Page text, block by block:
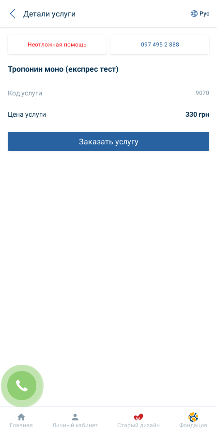
Детали услуги Рус
Неотложная помощь 097 495 2 888
Тропонин моно (експрес тест)
Код услуги 9070
Цена услуги 330 грн
Заказать услугу
Добробут Информация Пациенту
Главная Личный кабинет Старый дизайн Фондация